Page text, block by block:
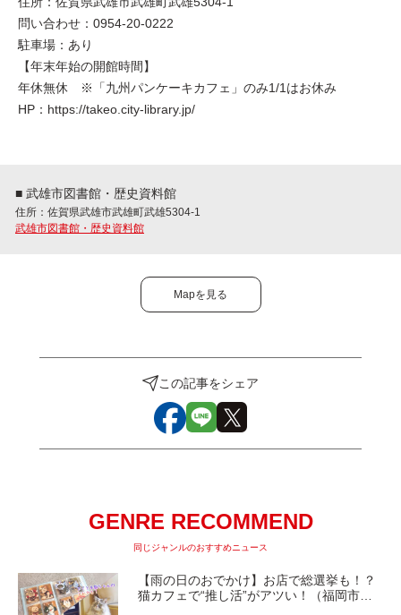
問い合わせ：0954-20-0222
駐車場：あり
【年末年始の開館時間】
年休無休 ※「九州パンケーキカフェ」のみ1/1はお休み
HP：https://takeo.city-library.jp/
■ 武雄市図書館・歴史資料館
住所：佐賀県武雄市武雄町武雄5304-1
武雄市図書館・歴史資料館
Mapを見る
この記事をシェア
GENRE RECOMMEND
同じジャンルのおすすめニュース
【雨の日のおでかけ】お店で総選挙も！？
猫カフェで“推し活”がアツい！（福岡市中